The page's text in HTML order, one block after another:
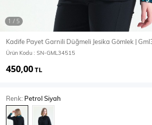
T-Shirt
Kadife Payet Garnili Düğmeli Jesika Gömlek |
Ürün Kodu : SN-GML34515
450,00TL
Renk: Petrol Siyah